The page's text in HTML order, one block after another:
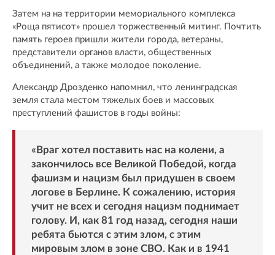
Затем на на территории мемориального комплекса
«Роща пятисот» прошел торжественный митинг. Почтить
память героев пришли жители города, ветераны,
представители органов власти, общественных
объединений, а также молодое поколение.
Александр Дрозденко напомнил, что ленинградская
земля стала местом тяжелых боев и массовых
преступлений фашистов в годы войны:
«Враг хотел поставить нас на колени, а
закончилось все Великой Победой, когда
фашизм и нацизм был придушен в своем
логове в Берлине. К сожалению, история
учит не всех и сегодня нацизм поднимает
голову. И, как 81 год назад, сегодня наши
ребята бьются с этим злом, с этим
мировым злом в зоне СВО. Как и в 1941